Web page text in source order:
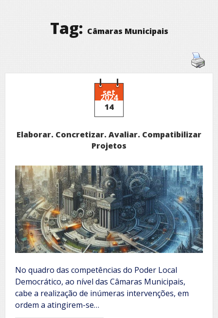
Tag: Câmaras Municipais
set
2024
14
Elaborar. Concretizar. Avaliar. Compatibilizar
Projetos
No quadro das competências do Poder Local
Democrático, ao nível das Câmaras Municipais,
cabe a realização de inúmeras intervenções, em
ordem a atingirem-se…